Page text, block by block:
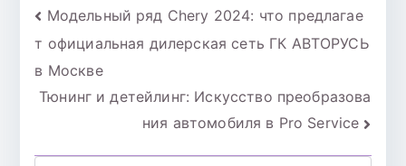
Навигация
по
записям
Модельный ряд Chery 2024: что предлагае
т официальная дилерская сеть ГК АВТОРУСЬ
в Москве
Тюнинг и детейлинг: Искусство преобразова
ния автомобиля в Pro Service